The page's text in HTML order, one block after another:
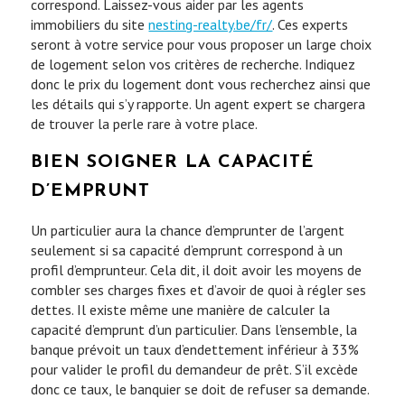
correspond. Laissez-vous aider par les agents
immobiliers du sitenesting-realty.be/fr/. Ces experts
seront à votre service pour vous proposer un large choix
de logement selon vos critères de recherche. Indiquez
donc le prix du logement dont vous recherchez ainsi que
les détails qui s’y rapporte. Un agent expert se chargera
de trouver la perle rare à votre place.
BIEN SOIGNER LA CAPACITÉ
D’EMPRUNT
Un particulier aura la chance d’emprunter de l’argent
seulement si sa capacité d’emprunt correspond à un
profil d’emprunteur. Cela dit, il doit avoir les moyens de
combler ses charges fixes et d’avoir de quoi à régler ses
dettes. Il existe même une manière de calculer la
capacité d’emprunt d’un particulier. Dans l’ensemble, la
banque prévoit un taux d’endettement inférieur à 33%
pour valider le profil du demandeur de prêt. S’il excède
donc ce taux, le banquier se doit de refuser sa demande.